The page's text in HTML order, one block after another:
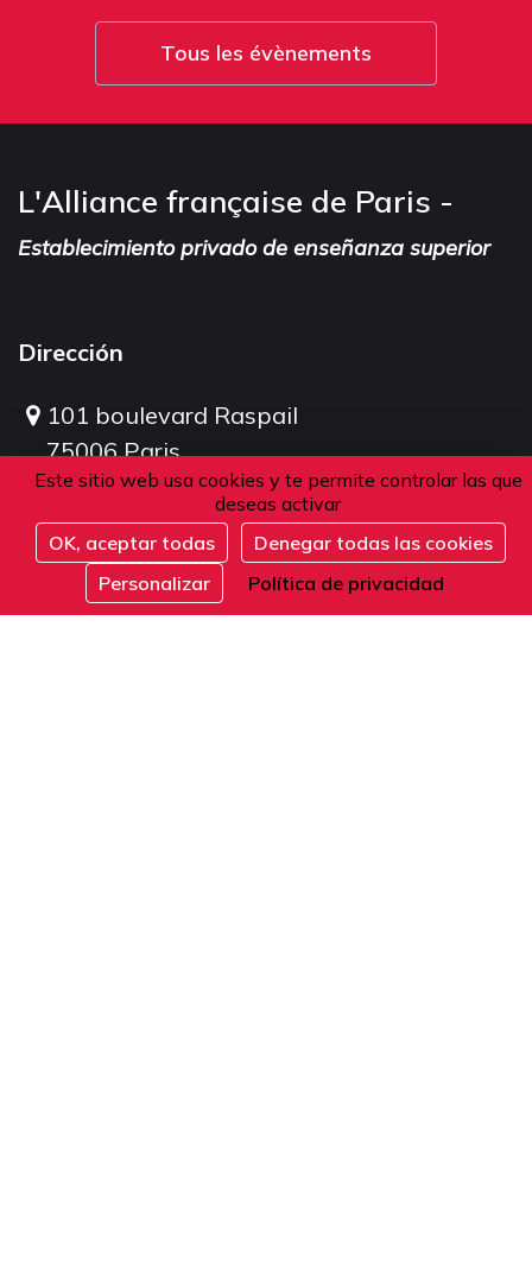
Este sitio web usa cookies y te permite controlar las que
deseas activar
OK, aceptar todas
Denegar todas las cookies
Personalizar
Política de privacidad
Inscribirse
Tous les évènements
L'Alliance française de Paris -
Establecimiento privado de enseñanza superior
Dirección
101 boulevard Raspail
75006 Paris
Francia
Teléfono